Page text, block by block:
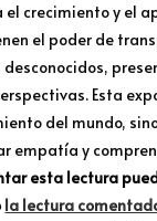
crecimiento y el
el poder de
desconocidos,
Esta
del mundo,
empatía y
esta lectura
la lectura